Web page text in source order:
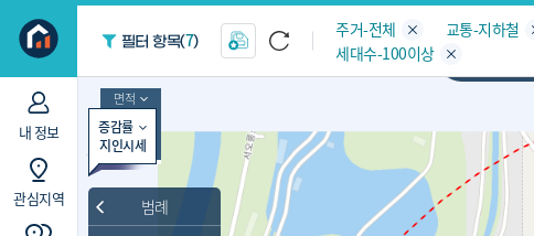
내 정보
관심지역
필터 항목(7)
주거-전체 교통-지하철
세대수-100이상
범례
면적
증감률
지인시세